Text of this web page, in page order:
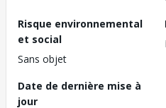
Risque environnemental
et social
Sans objet
Date de dernière mise à
jour